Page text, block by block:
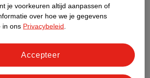
niet vreemd. Na twee dagen is het
en voel je meteen de voordelen van de
voor je gezicht
gezicht kan heel ontspannend zijn. Deze
je voorkeuren altijd aanpassen of
over hoe we je gegevens
in ons Privacybeleid
Accepteer